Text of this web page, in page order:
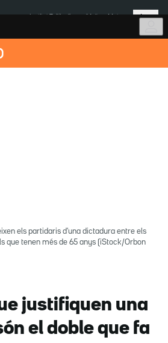
Més
els partidaris d'una dictadura entre els
que tenen més de 65 anys (iStock/Orbon
justifiquen una
el doble que fa